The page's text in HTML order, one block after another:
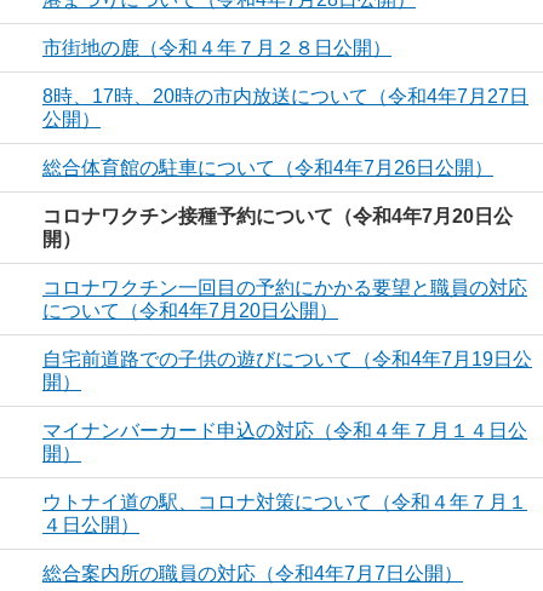
市街地の鹿（令和４年７月２８日公開）
8時、17時、20時の市内放送について（令和4年7月27日
公開）
総合体育館の駐車について（令和4年7月26日公開）
コロナワクチン接種予約について（令和4年7月20日公
開）
コロナワクチン一回目の予約にかかる要望と職員の対応
について（令和4年7月20日公開）
自宅前道路での子供の遊びについて（令和4年7月19日公
開）
マイナンバーカード申込の対応（令和４年７月１４日公
開）
ウトナイ道の駅、コロナ対策について（令和４年７月１
４日公開）
総合案内所の職員の対応（令和4年7月7日公開）